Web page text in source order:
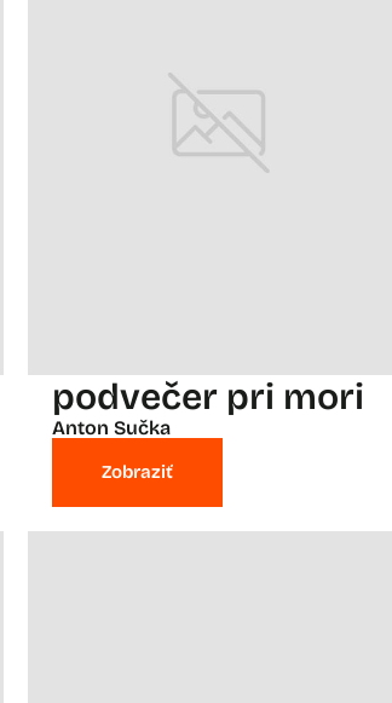
podvečer pri mori
Anton Sučka
Zobraziť